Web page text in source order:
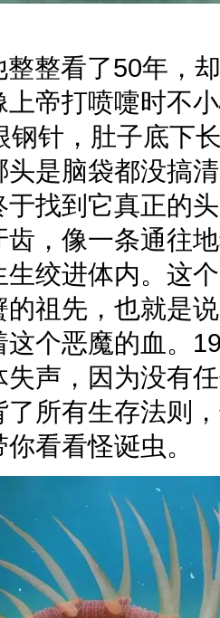
整看了50年，
帝打喷嚏时不
钢针，肚子底下
是脑袋都没搞
于找到它真正的
齿，像一条通往
生绞进体内。这个
的祖先，也就是
个恶魔的血。
失声 ，因为没有
所有生存法则
你看看怪诞虫。